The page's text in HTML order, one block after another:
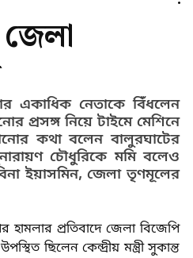
জেলা
একাধিক নেতাকে বিঁধলেন
প্রসঙ্গ নিয়ে টাইমে মেশিনে
কথা বলেন বালুরঘাটের
চৌধুরিকে মমি বলেও
ইয়াসমিন, জেলা তৃণমূলের
প্রতিবাদে জেলা বিজেপি
ছিলেন কেন্দ্রীয় মন্ত্রী সুকান্ত